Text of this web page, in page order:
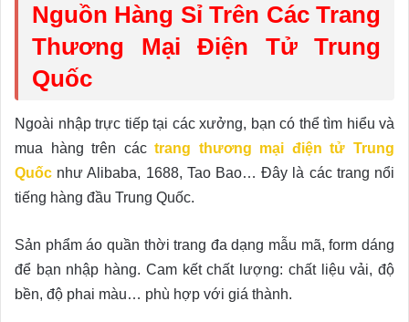
Nguồn Hàng Sỉ Trên Các Trang
Thương Mại Điện Tử Trung
Quốc
Ngoài nhập trực tiếp tại các xưởng, bạn có thể tìm hiểu và
mua hàng trên cáctrang thương mại điện tử Trung
Quốc như Alibaba, 1688, Tao Bao… Đây là các trang nổi
tiếng hàng đầu Trung Quốc.
Sản phẩm áo quần thời trang đa dạng mẫu mã, form dáng
để bạn nhập hàng. Cam kết chất lượng: chất liệu vải, độ
bền, độ phai màu… phù hợp với giá thành.